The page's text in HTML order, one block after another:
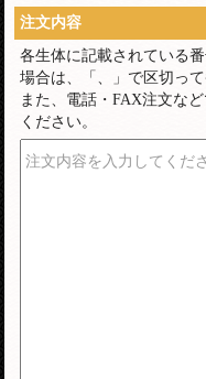
注文内容
各生体に記載されている
場合は、「、」で区切っ
また、電話・FAX注文な
ください。
注文内容を入力してくだ